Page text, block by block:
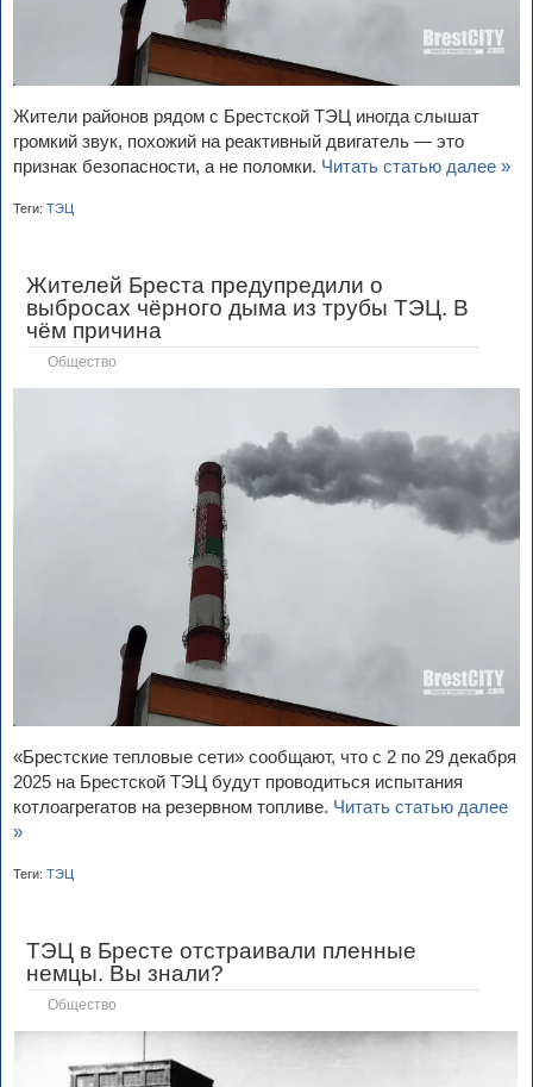
Жители районов рядом с Брестской ТЭЦ иногда слышат
громкий звук, похожий на реактивный двигатель — это
признак безопасности, а не поломки. Читать статью далее »
Теги: ТЭЦ
Жителей Бреста предупредили о
выбросах чёрного дыма из трубы ТЭЦ. В
чём причина
Общество
«Брестские тепловые сети» сообщают, что с 2 по 29 декабря
2025 на Брестской ТЭЦ будут проводиться испытания
котлоагрегатов на резервном топливе. Читать статью далее
»
Теги: ТЭЦ
ТЭЦ в Бресте отстраивали пленные
немцы. Вы знали?
Общество